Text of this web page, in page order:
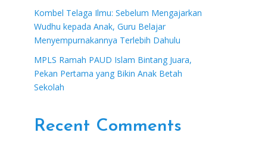
Kombel Telaga Ilmu: Sebelum Mengajarkan
Wudhu kepada Anak, Guru Belajar
Menyempurnakannya Terlebih Dahulu
MPLS Ramah PAUD Islam Bintang Juara,
Pekan Pertama yang Bikin Anak Betah
Sekolah
Recent Comments